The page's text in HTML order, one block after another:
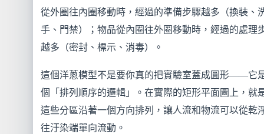
從外圈往內圈移動時，經過的準備步驟越多（換裝、
手、門禁）；物品從內圈往外圈移動時，經過的處理
越多（密封、標示、消毒）。
這個洋蔥模型不是要你真的把實驗室蓋成圓形——它
個「排列順序的邏輯」。在實際的矩形平面圖上，就
這些分區沿著一個方向排列，讓人流和物流可以從乾
往汙染端單向流動。